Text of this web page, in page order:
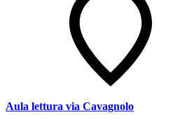
Aula lettura via Cavagnolo